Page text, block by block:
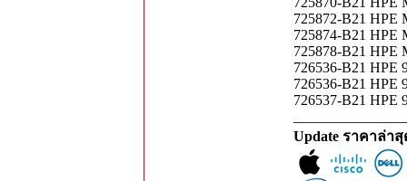
725872-B21 HPE
725874-B21 HPE
725878-B21 HPE
726536-B21 HPE
726536-B21 HPE
726537-B21 HPE
Update ราคาล่า